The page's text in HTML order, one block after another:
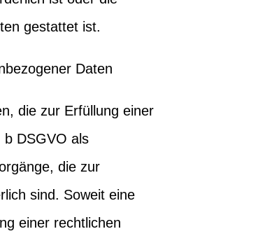
gestattet ist.
Daten
die zur Erfüllung einer
b DSGVO als
die zur
sind. Soweit eine
einer rechtlichen